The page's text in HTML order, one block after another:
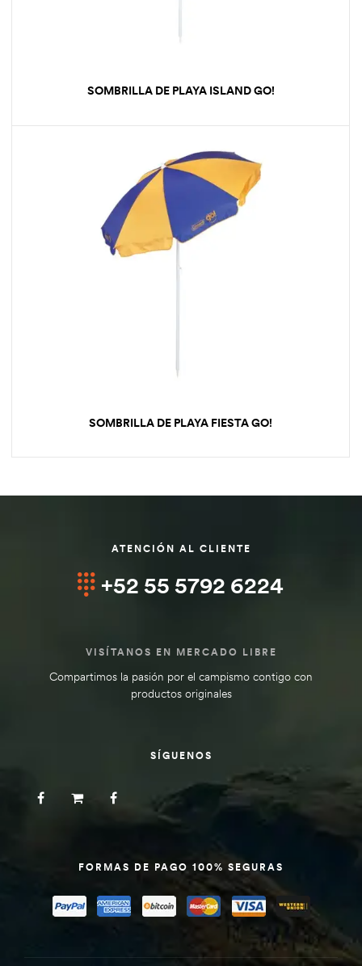
SOMBRILLA DE PLAYA ISLAND GO!
SOMBRILLA DE PLAYA FIESTA GO!
ATENCIÓN AL CLIENTE
+52 55 5792 6224
VISÍTANOS EN MERCADO LIBRE
Compartimos la pasión por el campismo contigo con
productos originales
SÍGUENOS
FORMAS DE PAGO 100% SEGURAS